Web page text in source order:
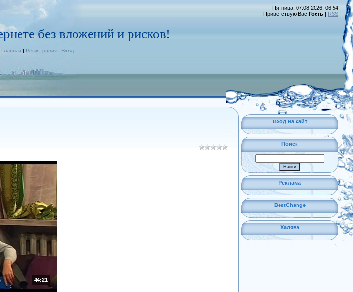
без вложений и рисков!
Главная | Регистрация | Вход
Пятница, 07.08.2026, 06:54
Приветствую Вас Гость | RSS
44:21
Вход на сайт
Поиск
Реклама
BestChange
Халява